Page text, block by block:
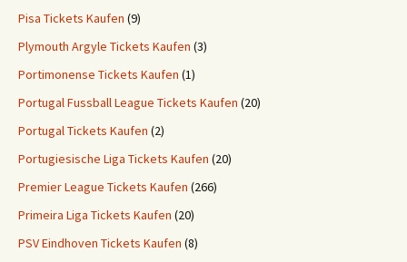
Pisa Tickets Kaufen (9)
Plymouth Argyle Tickets Kaufen (3)
Portimonense Tickets Kaufen (1)
Portugal Fussball League Tickets Kaufen (20)
Portugal Tickets Kaufen (2)
Portugiesische Liga Tickets Kaufen (20)
Premier League Tickets Kaufen (266)
Primeira Liga Tickets Kaufen (20)
PSV Eindhoven Tickets Kaufen (8)